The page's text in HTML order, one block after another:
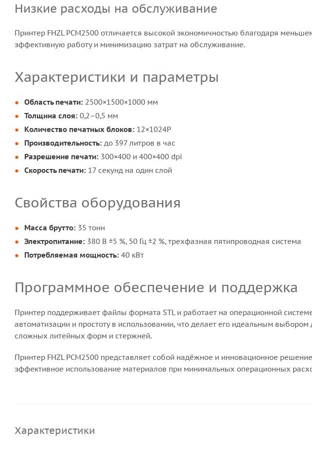
Низкие расходы на обслуживание
Принтер FHZL PCM2500 отличается высокой экономичностью благодаря
эффективную работу и минимизацию затрат на обслуживание.
Характеристики и параметры
Область печати: 2500×1500×1000 мм
Толщина слоя: 0,2–0,5 мм
Количество печатных блоков: 12×1024P
Производительность: до 397 литров в час
Разрешение печати: 300×400 и 400×400 dpi
Скорость печати: 17 секунд на один слой
Свойства оборудования
Масса брутто: 35 тонн
Электропитание: 380 В ±5 %, 50 Гц ±2 %, трехфазная пятипроводная система
Потребляемая мощность: 40 кВт
Программное обеспечение и поддержка
Принтер поддерживает файлы формата STL и работает на операционной
автоматизации и простоту в использовании, что делает его идеальным
сложных литейных форм и стержней.
Принтер FHZL PCM2500 представляет собой надёжное и инновационное
эффективное использование материалов при минимальных операционных
Характеристики